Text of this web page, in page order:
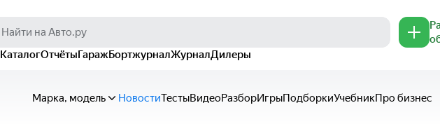
КаталогОтчётыГаражБортжурналЖурналДилеры
Марка, модель НовостиТестыВидеоРазборИгрыПодборкиУчебникПро бизнес